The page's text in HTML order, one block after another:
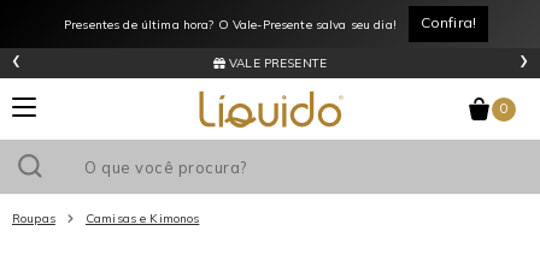
Presentes de última hora? O Vale-Presente salva seu dia! Confira!
VALE PRESENTE
‹ ›
0
Roupas Camisas e Kimonos